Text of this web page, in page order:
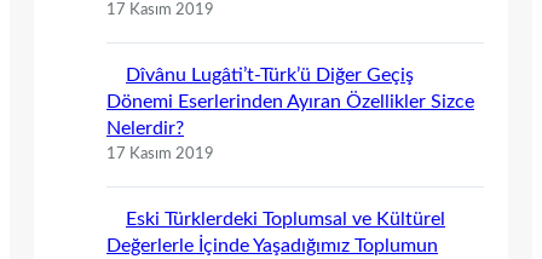
17 Kasım 2019
Dîvânu Lugâti’t-Türk’ü Diğer Geçiş
Dönemi Eserlerinden Ayıran Özellikler Sizce
Nelerdir?
17 Kasım 2019
Eski Türklerdeki Toplumsal ve Kültürel
Değerlerle İçinde Yaşadığımız Toplumun